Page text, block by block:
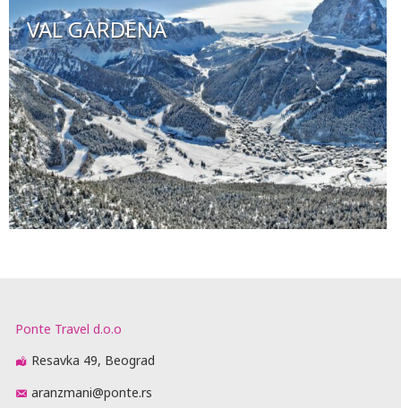
VAL GARDENA
Ponte Travel d.o.o
Resavka 49, Beograd
aranzmani@ponte.rs